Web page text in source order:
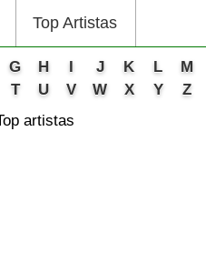
Top Artistas
G H I J K L
M
T U V W X Y
Z
artistas